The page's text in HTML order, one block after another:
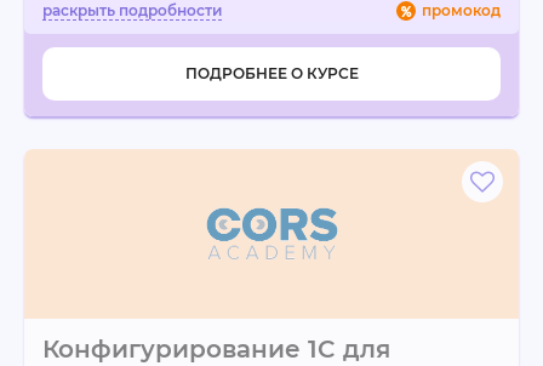
промокод
ПОДРОБНЕЕ О КУРСЕ
Конфигурирование 1C для